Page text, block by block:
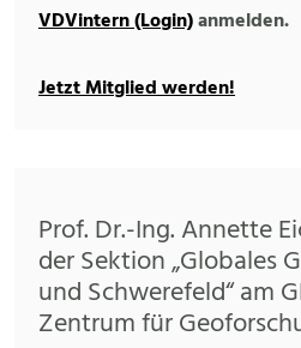
VDVintern (Login)anmelden.
Jetzt Mitglied werden!
Prof. Dr.-Ing. Annette
der Sektion „Globales
und Schwerefeld“ am
Zentrum für